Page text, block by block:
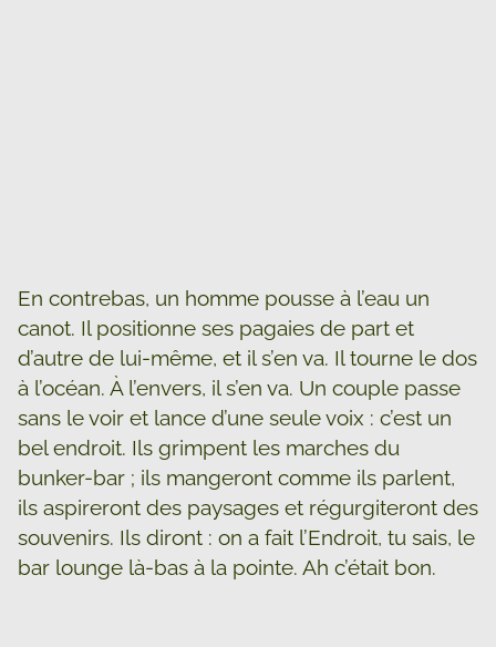
En contrebas, un homme pousse à l’eau un
canot. Il positionne ses pagaies de part et
d’autre de lui-même, et il s’en va. Il tourne le dos
à l’océan. À l’envers, il s’en va. Un couple passe
sans le voir et lance d’une seule voix : c’est un
bel endroit. Ils grimpent les marches du
bunker-bar ; ils mangeront comme ils parlent,
ils aspireront des paysages et régurgiteront des
souvenirs. Ils diront : on a fait l’Endroit, tu sais, le
bar lounge là-bas à la pointe. Ah c’était bon.